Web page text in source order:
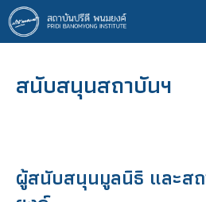
ข้าม
ไป
ยัง
หลักสนับสนุนสถาบันฯ
ผู้สนับสนุนมูลนิธิ และส